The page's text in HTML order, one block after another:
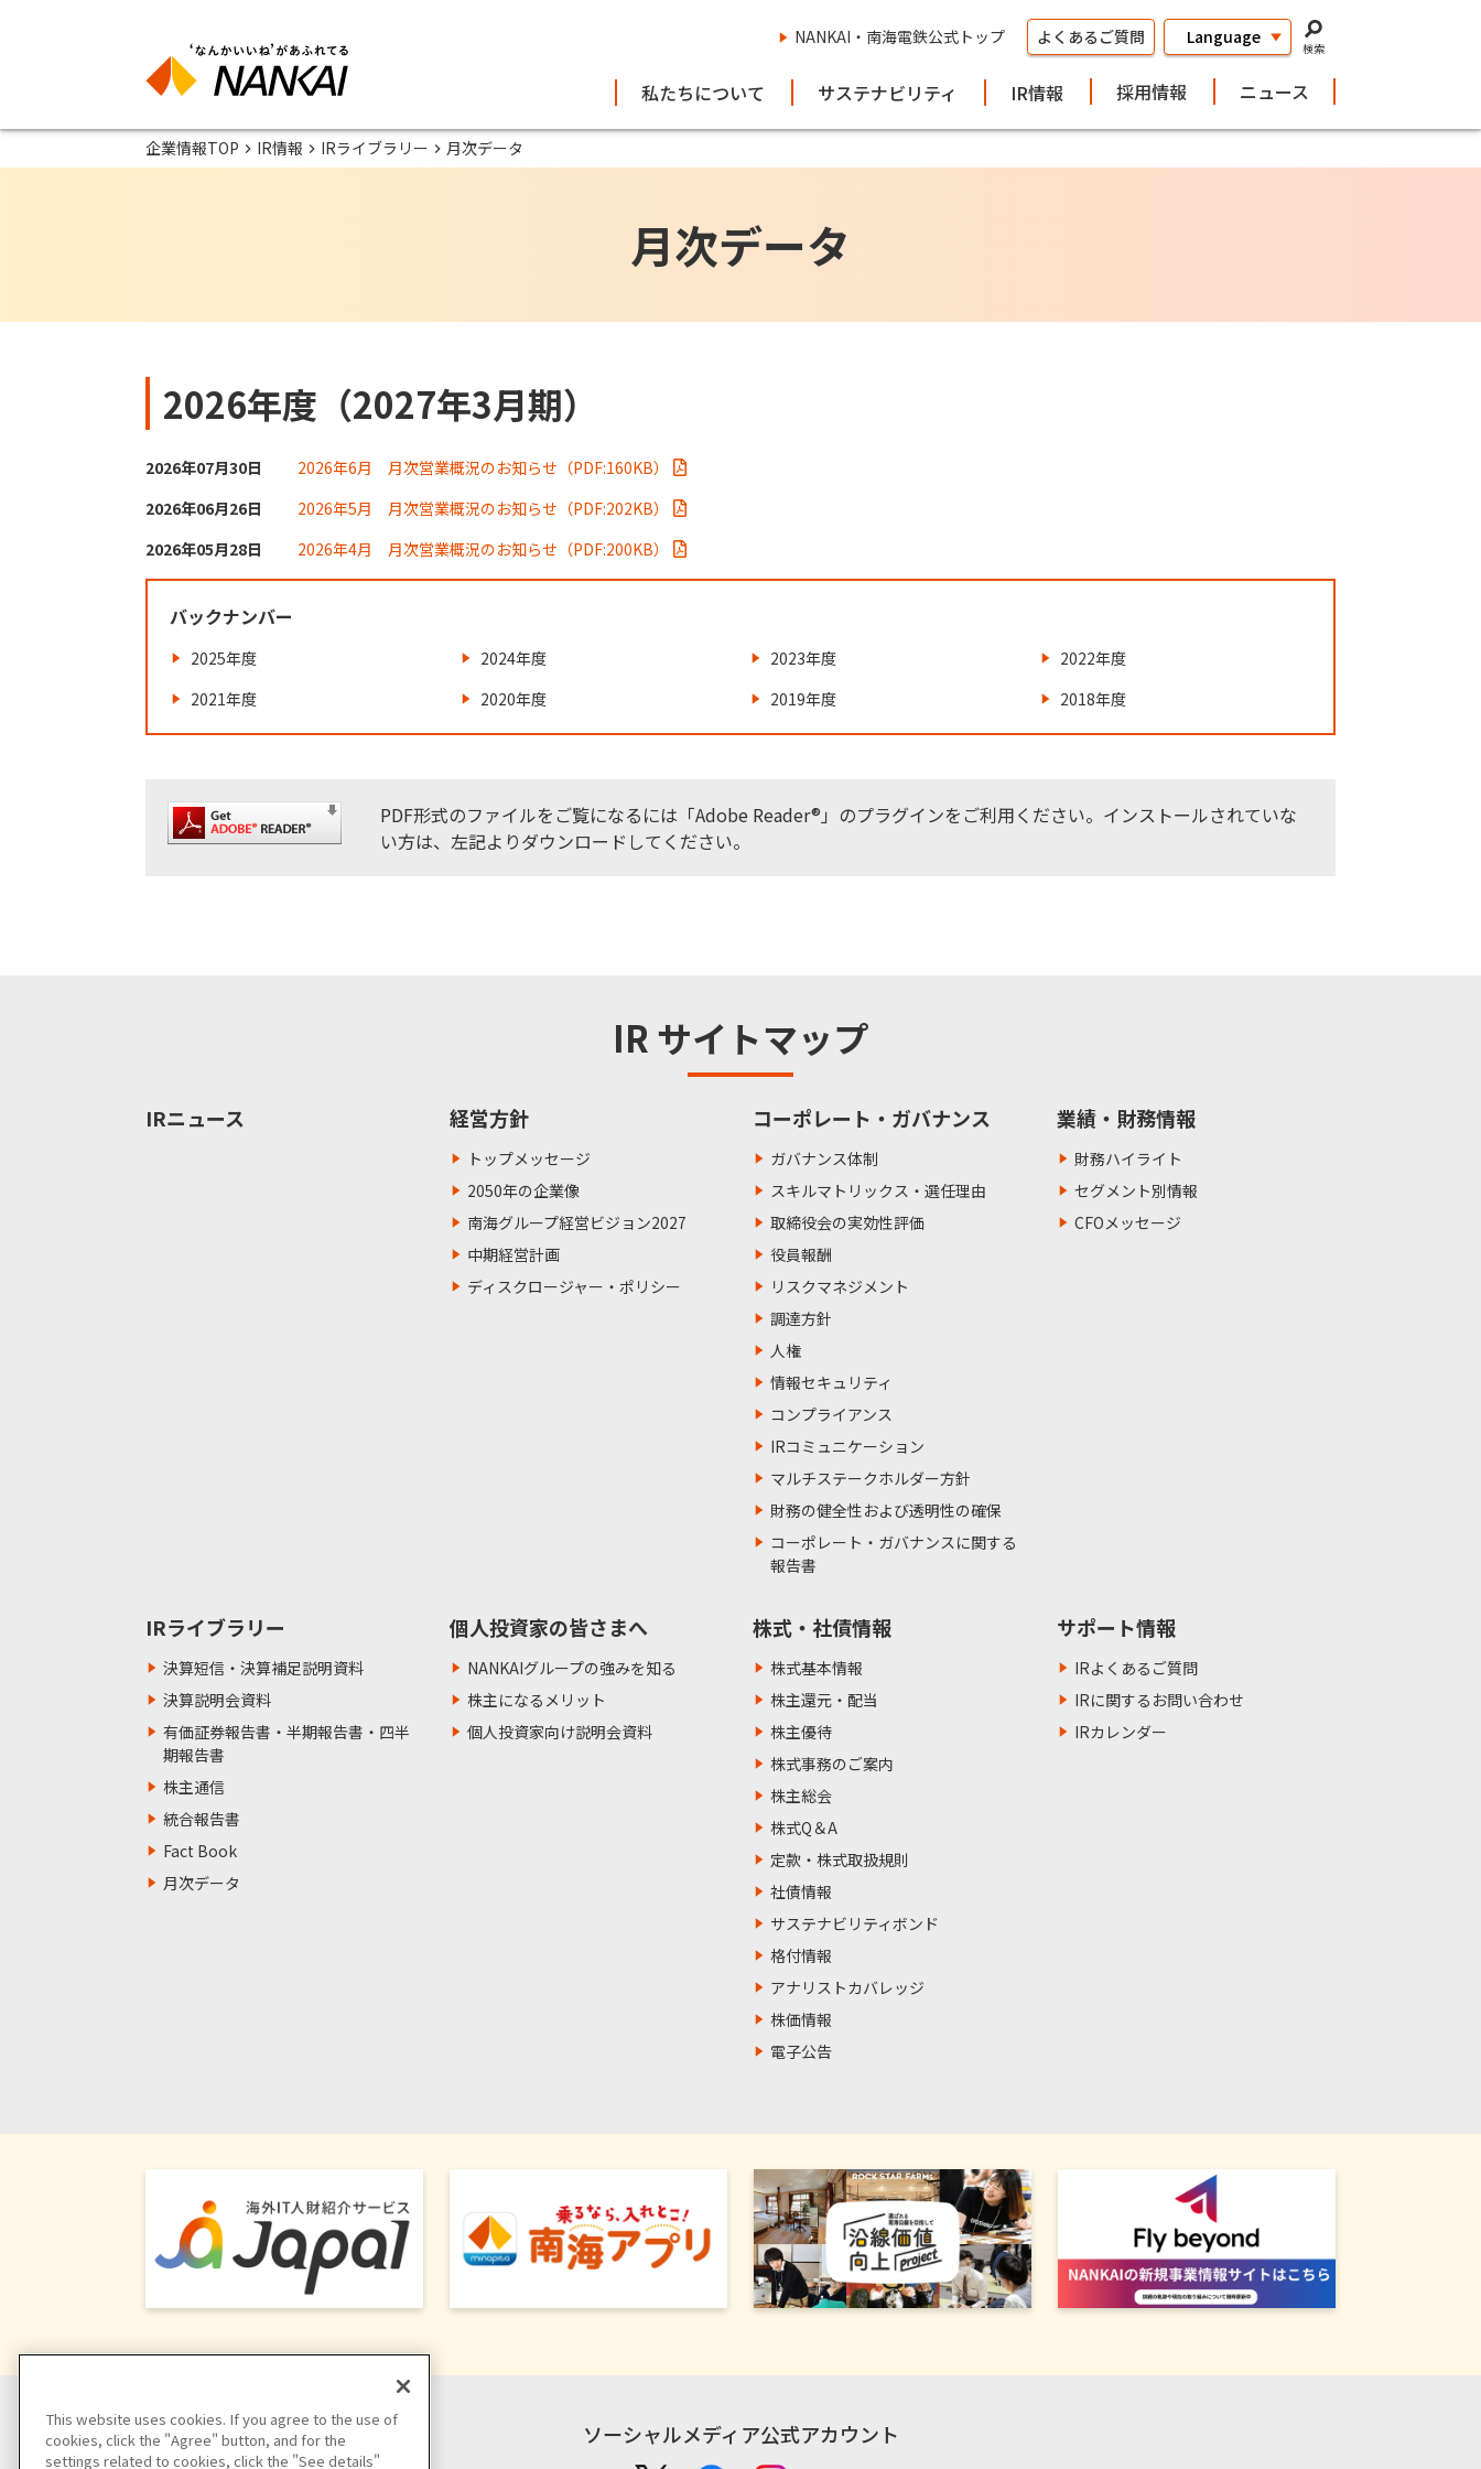
NANKAI・南海電鉄公式トップ よくあるご質問
検索
私たちについて サステナビリティ IR情報 採用情報 ニュース
企業情報TOP IR情報 IRライブラリー 月次データ
月次データ
2026年度（2027年3月期）
2026年07月30日
2026年6月 月次営業概況のお知らせ（PDF:160KB）
2026年06月26日
2026年5月 月次営業概況のお知らせ（PDF:202KB）
2026年05月28日
2026年4月 月次営業概況のお知らせ（PDF:200KB）
バックナンバー
2025年度 2024年度 2023年度
2022年度
2021年度
2020年度 2019年度 2018年度
PDF形式のファイルをご覧になるには「Adobe Reader®」のプラグインをご利用ください。インストールされていな
い方は、左記よりダウンロードしてください。
IR サイトマップ
IRニュース 経営方針
トップメッセージ
2050年の企業像
南海グループ経営ビジョン2027
中期経営計画
ディスクロージャー・ポリシー
コーポレート・ガバナンス
ガバナンス体制
スキルマトリックス・選任理由
取締役会の実効性評価
役員報酬
リスクマネジメント
調達方針
人権
情報セキュリティ
コンプライアンス
IRコミュニケーション
マルチステークホルダー方針
財務の健全性および透明性の確保
コーポレート・ガバナンスに関する
報告書
業績・財務情報
財務ハイライト
セグメント別情報
CFOメッセージ
IRライブラリー
決算短信・決算補足説明資料
決算説明会資料
有価証券報告書・半期報告書・四半
期報告書
株主通信
統合報告書
Fact Book
月次データ
個人投資家の皆さまへ
NANKAIグループの強みを知る
株主になるメリット
個人投資家向け説明会資料
株式・社債情報
株式基本情報
株主還元・配当
株主優待
株式事務のご案内
株主総会
株式Q＆A
定款・株式取扱規則
社債情報
サステナビリティボンド
格付情報
アナリストカバレッジ
株価情報
電子公告
サポート情報
IRよくあるご質問
IRに関するお問い合わせ
IRカレンダー
ソーシャルメディア公式アカウント
This website uses cookies. If you agree to the use of
cookies, click the "Agree" button, and for the
settings related to cookies, click the "See details"